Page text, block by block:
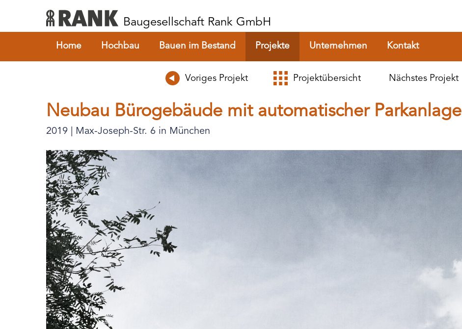
Baugesellschaft Rank GmbH
Home Hochbau Bauen im Bestand Projekte Unternehmen Kontakt
Voriges Projekt Projektübersicht Nächstes Projekt
Neubau Bürogebäude mit automatischer Parkanlage
2019 | Max-Joseph-Str. 6 in München